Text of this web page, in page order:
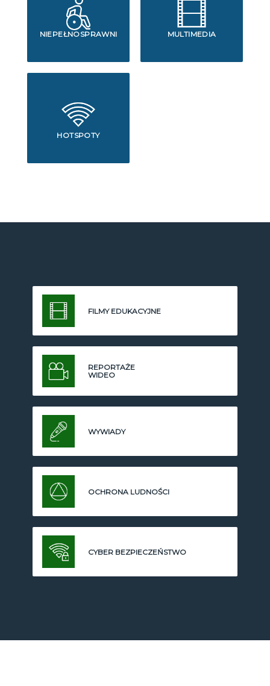
NIEPEŁNOSPRAWNI MULTIMEDIA
HOTSPOTY
FILMY EDUKACYJNE
REPORTAŻE
WIDEO
WYWIADY
OCHRONA LUDNOŚCI
CYBER BEZPIECZEŃSTWO